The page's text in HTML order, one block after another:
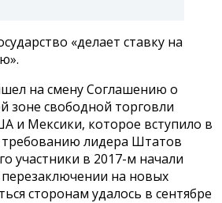
«делает ставку на
на смену Соглашению о
зоне свободной торговли
и Мексики, которое вступило в
требованию лидера Штатов
участники в 2017-м начали
на новых
сторонам удалось в сентябре